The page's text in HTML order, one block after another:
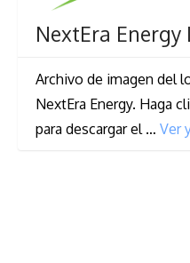
NextEra Energy
Archivo de imagen del
NextEra Energy. Haga
para descargar el … Ver